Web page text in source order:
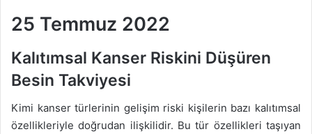
25 Temmuz 2022
Kalıtımsal Kanser Riskini Düşüren
Besin Takviyesi
Kimi kanser türlerinin gelişim riski kişilerin bazı kalıtımsal
özellikleriyle doğrudan ilişkilidir. Bu tür özellikleri taşıyan